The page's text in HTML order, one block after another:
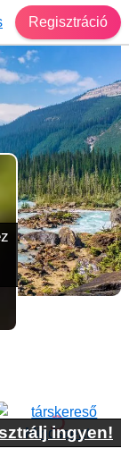
Regisztráció
ingyen!